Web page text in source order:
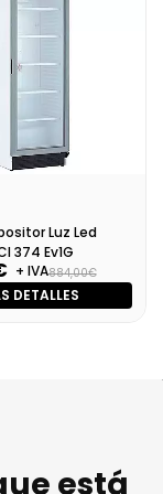
Luz Led
374 Ev1G
+ IVA884,00€
DETALLES
está